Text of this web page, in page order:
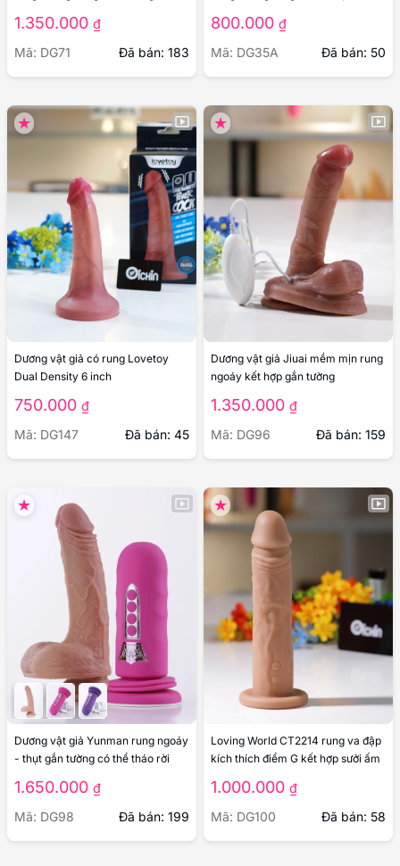
1.350.000 ₫
Mã: DG71
Đã bán: 183
800.000 ₫
Mã: DG35A
Đã bán: 50
Dương vật giả có rung Lovetoy
Dual Density 6 inch
750.000 ₫
Mã: DG147
Đã bán: 45
Dương vật giả Jiuai mềm mịn rung
ngoáy kết hợp gắn tường
1.350.000 ₫
Mã: DG96
Đã bán: 159
Dương vật giả Yunman rung ngoáy
- thụt gắn tường có thể tháo rời
1.650.000 ₫
Mã: DG98
Đã bán: 199
Loving World CT2214 rung va đập
kích thích điểm G kết hợp sưởi ấm
1.000.000 ₫
Mã: DG100
Đã bán: 58